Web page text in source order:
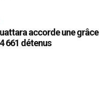
accorde une grâce
661 détenus